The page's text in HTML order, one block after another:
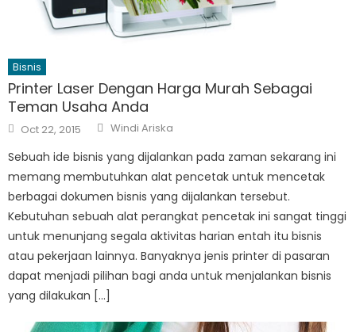
Bisnis
Printer Laser Dengan Harga Murah Sebagai
Teman Usaha Anda
Posted
on
Oct 22, 2015 Author
Windi Ariska
Sebuah ide bisnis yang dijalankan pada zaman sekarang ini
memang membutuhkan alat pencetak untuk mencetak
berbagai dokumen bisnis yang dijalankan tersebut.
Kebutuhan sebuah alat perangkat pencetak ini sangat tinggi
untuk menunjang segala aktivitas harian entah itu bisnis
atau pekerjaan lainnya. Banyaknya jenis printer di pasaran
dapat menjadi pilihan bagi anda untuk menjalankan bisnis
yang dilakukan […]